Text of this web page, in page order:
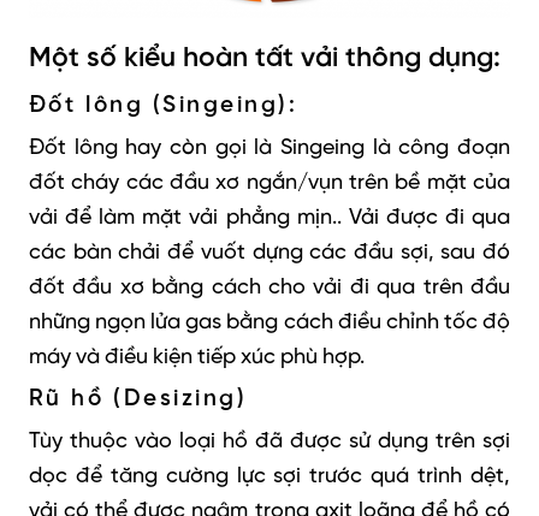
Một số kiểu hoàn tất vải thông dụng:
Đốt lông (Singeing):
Đốt lông hay còn gọi là Singeing là công đoạn
đốt cháy các đầu xơ ngắn/vụn trên bề mặt của
vải để làm mặt vải phẳng mịn..Vải được đi qua
các bàn chải để vuốt dựng các đầu sợi, sau đó
đốt đầu xơ bằng cách cho vải đi qua trên đầu
những ngọn lửa gas bằng cách điều chỉnh tốc độ
máy và điều kiện tiếp xúc phù hợp.
Rũ hồ (Desizing)
Tùy thuộc vào loại hồ đã được sử dụng trên sợi
dọc để tăng cường lực sợi trước quá trình dệt,
vải có thể được ngâm trong axit loãng để hồ có